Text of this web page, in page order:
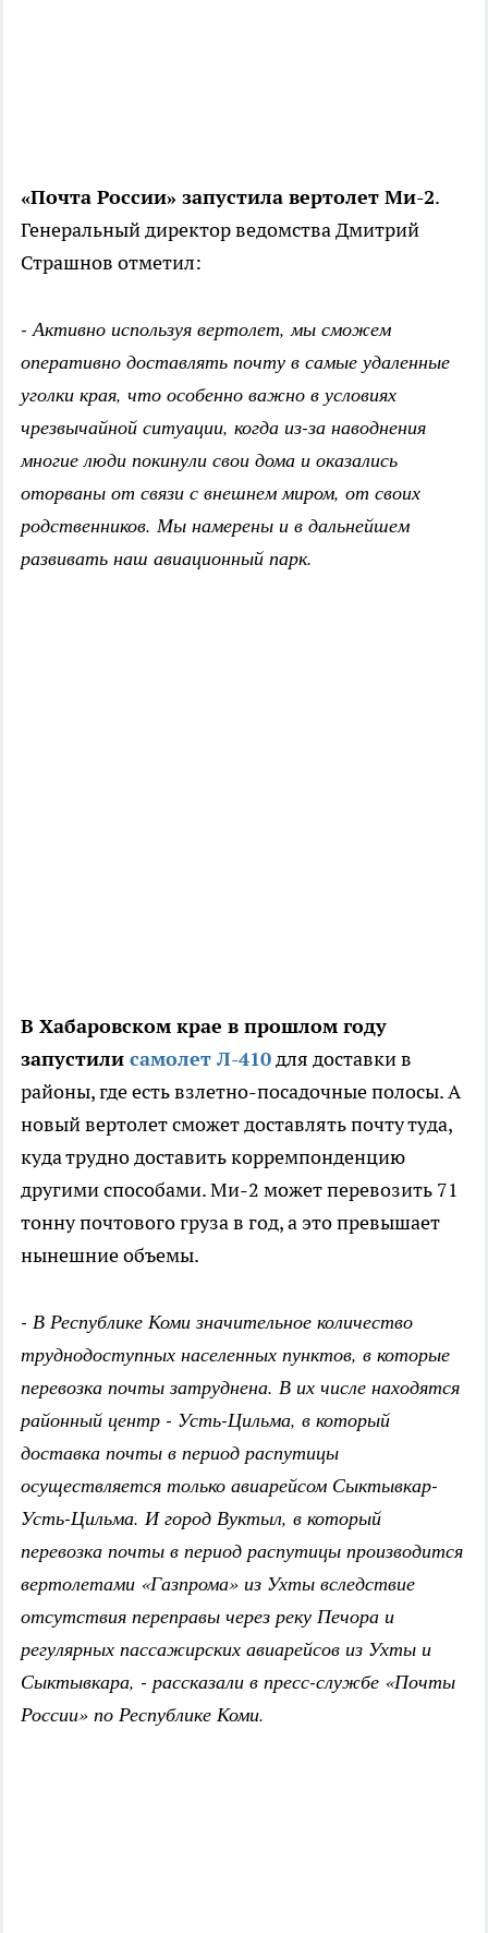
«Почта России» запустила вертолет Ми-2.
Генеральный директор ведомства Дмитрий
Страшнов отметил:
- Активно используя вертолет, мы сможем
оперативно доставлять почту в самые удаленные
уголки края, что особенно важно в условиях
чрезвычайной ситуации, когда из-за наводнения
многие люди покинули свои дома и оказались
оторваны от связи с внешнем миром, от своих
родственников. Мы намерены и в дальнейшем
развивать наш авиационный парк.
В Хабаровском крае в прошлом году
запустили самолет Л-410для доставки в
районы, где есть взлетно-посадочные полосы. А
новый вертолет сможет доставлять почту туда,
куда трудно доставить корремпонденцию
другими способами. Ми-2 может перевозить 71
тонну почтового груза в год, а это превышает
нынешние объемы.
- В Республике Коми значительное количество
труднодоступных населенных пунктов, в которые
перевозка почты затруднена. В их числе находятся
районный центр - Усть-Цильма, в который
доставка почты в период распутицы
осуществляется только авиарейсом Сыктывкар-
Усть-Цильма. И город Вуктыл, в который
перевозка почты в период распутицы производится
вертолетами «Газпрома» из Ухты вследствие
отсутствия переправы через реку Печора и
регулярных пассажирских авиарейсов из Ухты и
Сыктывкара, - рассказали в пресс-службе «Почты
России» по Республике Коми.